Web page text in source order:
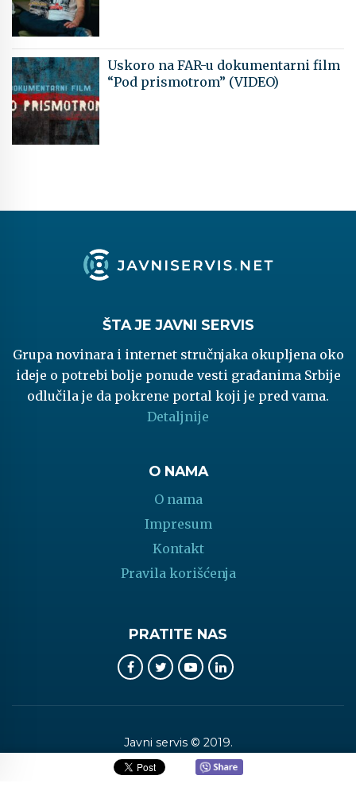
Uskoro na FAR-u dokumentarni film
“Pod prismotrom” (VIDEO)
ŠTA JE JAVNI SERVIS
Grupa novinara i internet stručnjaka okupljena oko
ideje o potrebi bolje ponude vesti građanima Srbije
odlučila je da pokrene portal koji je pred vama.
Detaljnije
O NAMA
O nama
Impresum
Kontakt
Pravila korišćenja
PRATITE NAS
Javni servis © 2019.